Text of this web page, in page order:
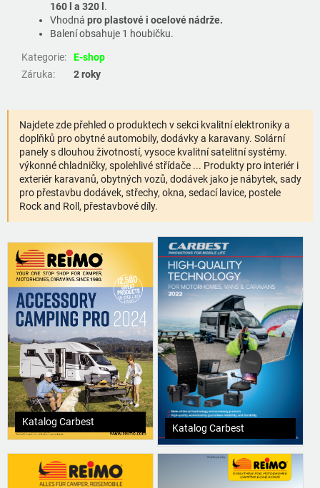
160 l a 320 l .
Vhodná pro plastové i ocelové nádrže.
Balení obsahuje 1 houbičku.
Kategorie:
E-shop
Záruka: 2 roky
Najdete zde přehled o produktech v sekci kvalitní elektroniky a
doplňků pro obytné automobily, dodávky a karavany. Solární
panely s dlouhou životností, vysoce kvalitní satelitní systémy.
výkonné chladničky, spolehlivé střídače ... Produkty pro interiér i
exteriér karavanů, obytných vozů, dodávek jako je nábytek, sady
pro přestavbu dodávek, střechy, okna, sedací lavice, postele
Rock and Roll, přestavbové díly.
Katalog Carbest
Katalog Carbest